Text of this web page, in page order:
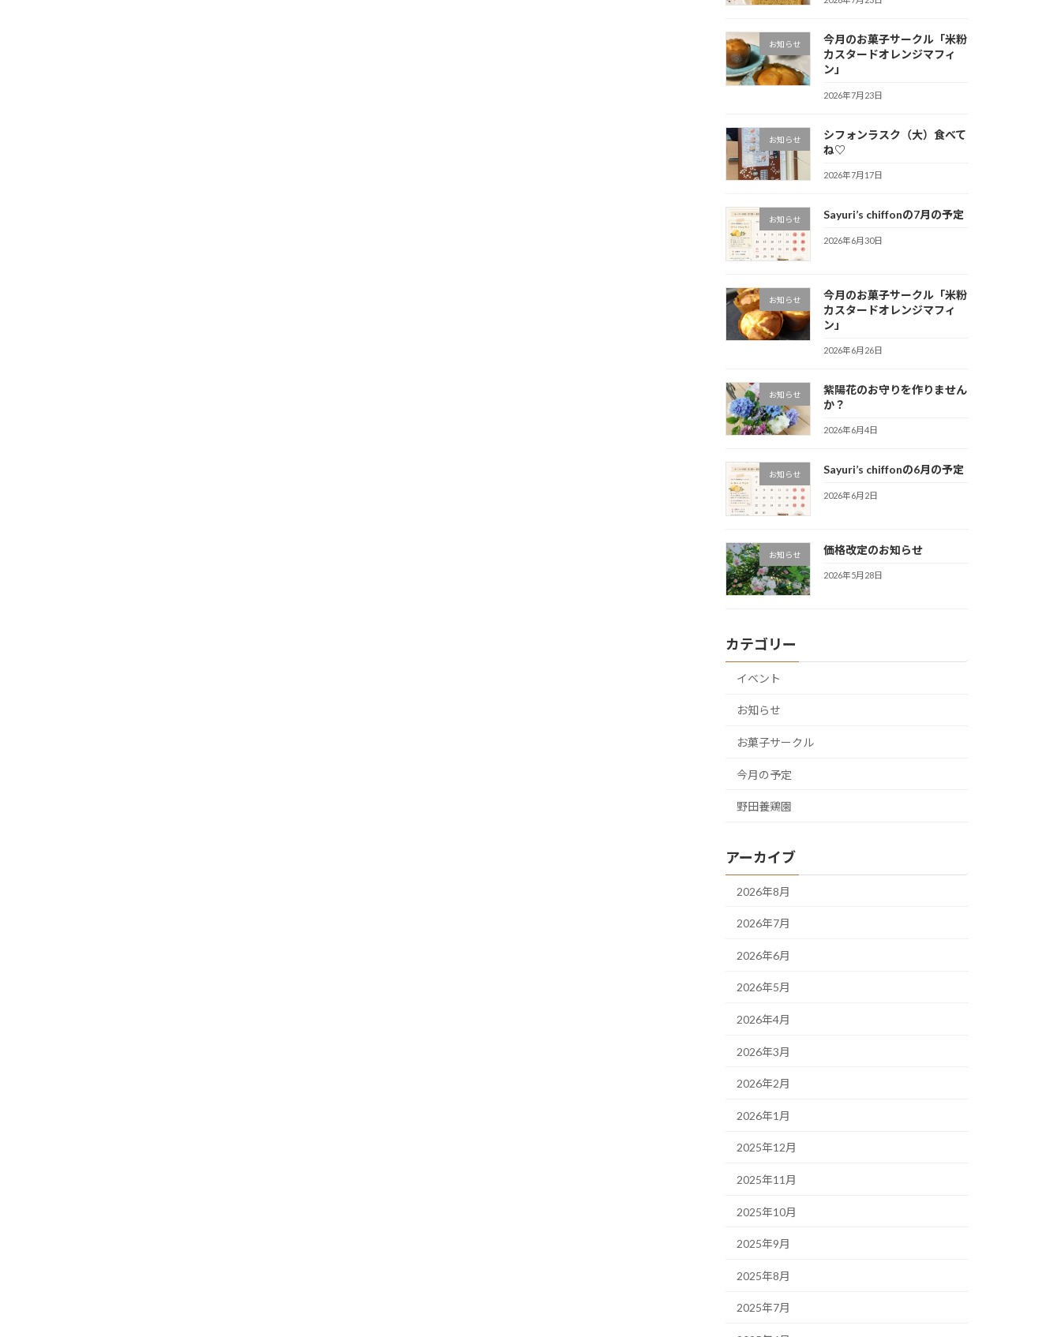
お知らせ
今月のお菓子サークル「米粉
カスタードオレンジマフィ
ン」
2026年7月23日
お知らせ
シフォンラスク（大）食べて
ね♡
2026年7月17日
お知らせ Sayuri’s chiffonの7月の予定
2026年6月30日
お知らせ
今月のお菓子サークル「米粉
カスタードオレンジマフィ
ン」
2026年6月26日
お知らせ
紫陽花のお守りを作りません
か？
2026年6月4日
お知らせ Sayuri’s chiffonの6月の予定
2026年6月2日
お知らせ 価格改定のお知らせ
2026年5月28日
カテゴリー
イベント
お知らせ
お菓子サークル
今月の予定
野田養鶏園
アーカイブ
2026年8月
2026年7月
2026年6月
2026年5月
2026年4月
2026年3月
2026年2月
2026年1月
2025年12月
2025年11月
2025年10月
2025年9月
2025年8月
2025年7月